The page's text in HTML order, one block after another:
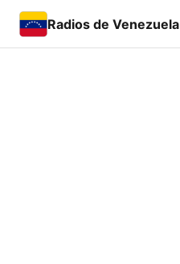
Radios de Venezuela